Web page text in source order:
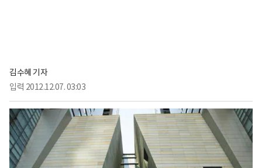
김수혜 기자
입력 2012.12.07. 03:03